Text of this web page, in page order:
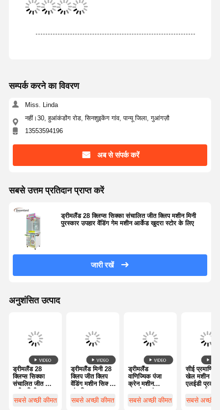
फैक्टरी यात्रा गुणवत्ता नियंत्रण हमसे संपर्क करें समाचार
कार रेसिंग गेम मशीन
शूटर आर्केड मशीन
टिकट रिडीम गेम मशीन
पंजा खेल मशीन
सम्पर्क करने का विवरण
Miss. Linda
नहीं।30, हुआंकंडोंग रोड, सिनशुइकेंग गांव, पान्यू जिला, गुआंगज़ौ
13553594196
अब से संपर्क करें
सबसे उत्तम प्रतिदान प्राप्त करें
ड्रीमलैंड 28 क्लिप्स सिक्का संचालित जीत क्लिप मशीन मिनी
पुरस्कार उपहार वेंडिंग गेम मशीन आर्केड खुदरा स्टोर के लिए
जारी रखें
अनुशंसित उत्पाद
ड्रीमलैंड 28
क्लिप्स सिक्का
संचालित जीत क्लिप
उपहार वेंडिंग गेम
सबसे अच्छी कीमत
ड्रीमलैंड मिनी 28
क्लिप जीत क्लिप
वेंडिंग मशीन सिक्का
उपहार खेल मशीन
सबसे अच्छी कीमत
ड्रीमलैंड
वाणिज्यिक पंजा
क्रेन मशीन
शक्ति पंजा खेल
सबसे अच्छी कीमत
सीई प्रमाणित
खेल मशीन
एलईडी प्रकाश
समायोज्य पंजा
सबसे अच्छी